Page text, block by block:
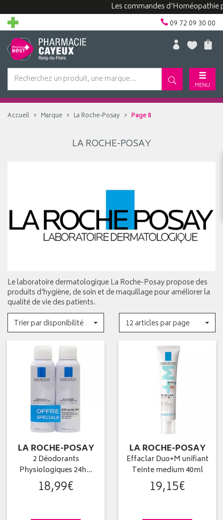
Les commandes d'Homéopathie
09 72 09 30 00
MENU
Accueil Marque La Roche-Posay Page 8
LA ROCHE-POSAY
Le laboratoire dermatologique La Roche-Posay propose des
produits d'hygiène, de soin et de maquillage pour améliorer la
qualité de vie des patients.
Trier par disponibilité
12 articles par page
LA ROCHE-POSAY
2 Déodorants
Physiologiques 24h…
18,99€
LA ROCHE-POSAY
Effaclar Duo+M unifiant
Teinte medium 40ml
19,15€